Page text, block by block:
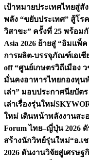
เป้าหมายประเทศไทยสู่
พลัง “ขยับประเทศ” สู้โร
วิสาขะ” ครั้งที่ 25 พร้อม
Asia 2026 ย้ายสู่ “อิมแพ็
การผลิต-บรรจุภัณฑ์เอเชี
off “ศูนย์เกษตรวิถีเมือง
มั่นคงอาหารไทยกองทุน
เล่า” มอบประกาศนียบัต
เล่าเรื่องรุ่นใหม่
ใหม่ เดินหน้าพลังงานสะ
Forum ไทย–ญี่ปุ่น 2026
สร้างนักวิทย์รุ่นใหม่“อ.เ
2026 ดันงานวิจัยสู่เศรษฐ